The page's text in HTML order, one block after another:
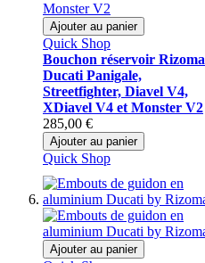
Ajouter au panier
Quick Shop
Bouchon réservoir Rizoma
Ducati Panigale,
Streetfighter, Diavel V4,
XDiavel V4 et Monster V2
285,00 €
Ajouter au panier
Quick Shop
Ajouter au panier